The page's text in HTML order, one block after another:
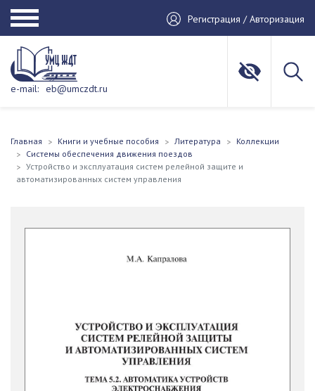
Регистрация / Авторизация
e-mail: eb@umczdt.ru
Главная Книги и учебные пособия Литература
Коллекции
Системы обеспечения движения поездов
Устройство и эксплуатация систем релейной защите и
автоматизированных систем управления